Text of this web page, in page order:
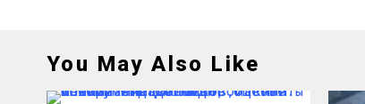
You May Also Like